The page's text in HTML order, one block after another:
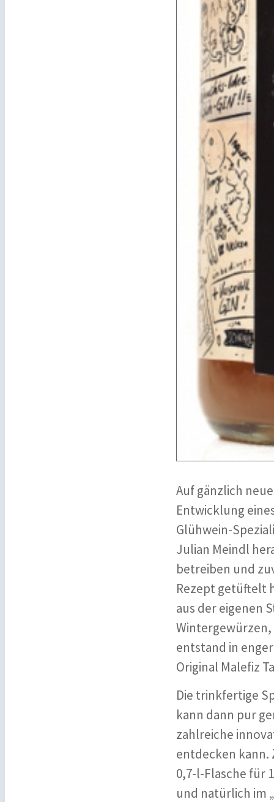
Auf gänzlich
Entwicklung
Glühwein-
Julian Meindl
betreiben und
Rezept getüftelt
aus der eigenen
entstand in
Original Malefiz
Die trinkfertige
kann dann pur
zahlreiche
entdecken kann.
0,7-l-Flasche für
und natürlich im